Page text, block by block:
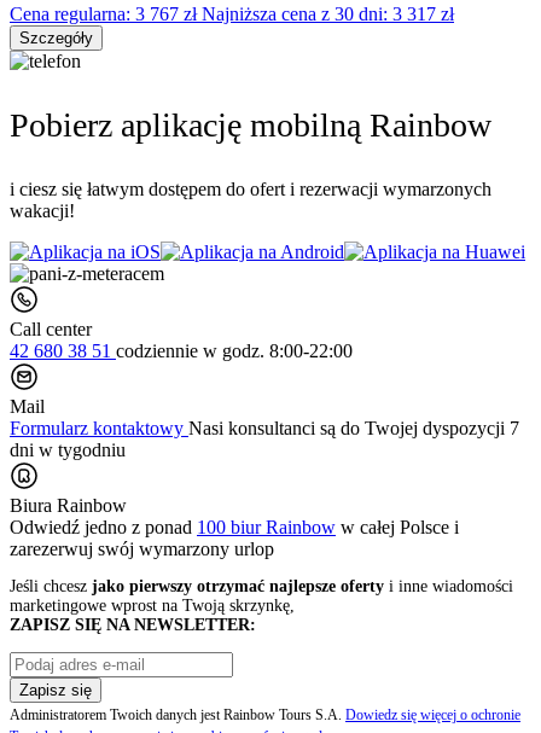
Cena regularna: 3 767 złNajniższa cena z 30 dni: 3 317 zł
Szczegóły
Pobierz aplikację mobilną Rainbow
i ciesz się łatwym dostępem do ofert i rezerwacji wymarzonych
wakacji!
Call center
42 680 38 51 codziennie w godz. 8:00-22:00
Mail
Formularz kontaktowy Nasi konsultanci są do Twojej dyspozycji 7
dni w tygodniu
Biura Rainbow
Odwiedź jedno z ponad 100 biur Rainbow w całej Polsce i
zarezerwuj swój wymarzony urlop
Jeśli chcesz jako pierwszy otrzymać najlepsze oferty i inne wiadomości
marketingowe wprost na Twoją skrzynkę,
ZAPISZ SIĘ NA NEWSLETTER:
Zapisz się
Administratorem Twoich danych jest Rainbow Tours S.A. Dowiedz się więcej o ochronie